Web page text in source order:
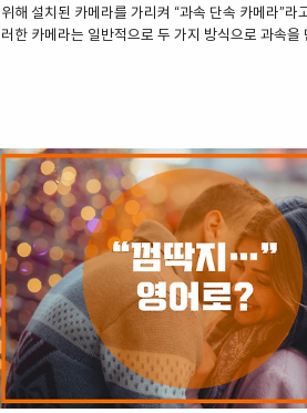
위해 설치된 카메라를 가리켜 “과속 단속 카메라”라
러한 카메라는 일반적으로 두 가지 방식으로 과속을
속을 방지하기 위해 속도에 제한을 두는 것을 의미합
단속 카메라를 영어로 표현하기” Speed Camera: 가
고 간단한 표현입니다.Speed Enforcement
정확한 표현입니다.Speed Trap:..